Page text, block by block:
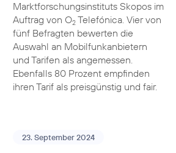
Marktforschungsinstituts Skopos im
Auftrag von O2Telefónica. Vier von
fünf Befragten bewerten die
Auswahl an Mobilfunkanbietern
und Tarifen als angemessen.
Ebenfalls 80 Prozent empfinden
ihren Tarif als preisgünstig und fair.
23. September 2024